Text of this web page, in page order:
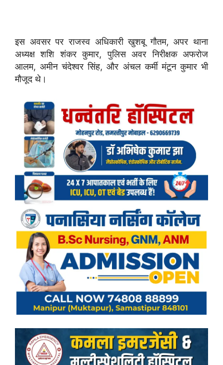
इस अवसर पर राजस्व अधिकारी खुशबू गौतम, अपर थाना
अध्यक्ष शशि शंकर कुमार, पुलिस अवर निरीक्षक अफरोज
आलम, अमीन चंदेश्वर सिंह, और अंचल कर्मी मंटून कुमार भी
मौजूद थे।